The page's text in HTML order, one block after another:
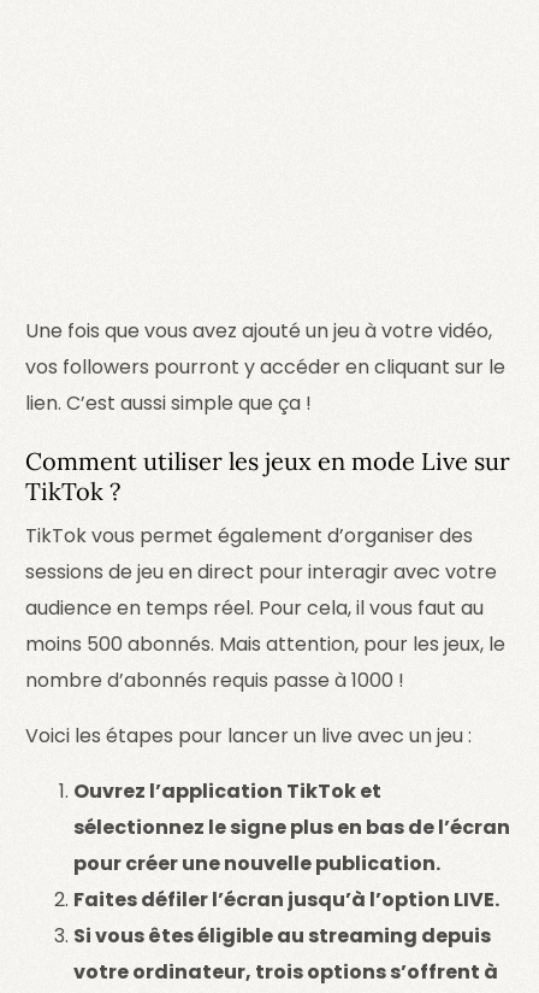
Une fois que vous avez ajouté un jeu à votre vidéo,
vos followers pourront y accéder en cliquant sur le
lien. C’est aussi simple que ça !
Comment utiliser les jeux en mode Live sur
TikTok ?
TikTok vous permet également d’organiser des
sessions de jeu en direct pour interagir avec votre
audience en temps réel. Pour cela, il vous faut au
moins 500 abonnés. Mais attention, pour les jeux, le
nombre d’abonnés requis passe à 1000 !
Voici les étapes pour lancer un live avec un jeu :
Ouvrez l’application TikTok et
sélectionnez le signe plus en bas de l’écran
pour créer une nouvelle publication.
Faites défiler l’écran jusqu’à l’option LIVE.
Si vous êtes éligible au streaming depuis
votre ordinateur, trois options s’offrent à